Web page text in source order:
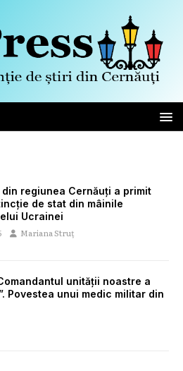
din regiunea Cernăuți a primit
de stat din mâinile
Ucrainei
Mariana Struț
unității noastre a
Povestea unui medic militar din